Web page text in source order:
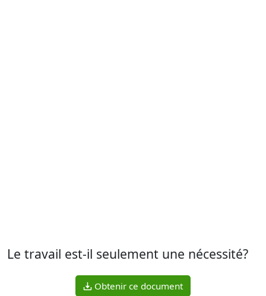
Le travail est-il seulement une nécessité?
Obtenir ce document